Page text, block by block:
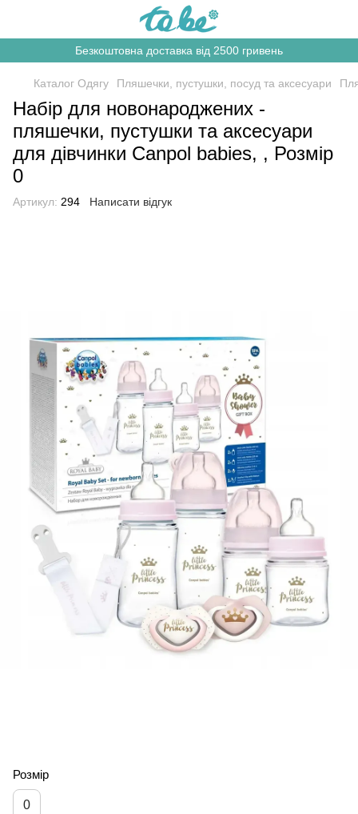
Безкоштовна доставка від 2500 гривень
Каталог Одягу Пляшечки, пустушки, посуд та аксесуари
Набір для новонароджених -
пляшечки, пустушки та аксесуари
для дівчинки Canpol babies, , Розмір
0
Артикул: 294 Написати відгук
Розмір
0